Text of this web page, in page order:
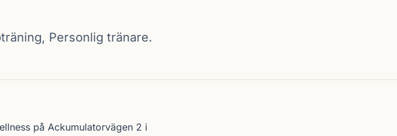
Personlig tränare.
på Ackumulatorvägen 2 i